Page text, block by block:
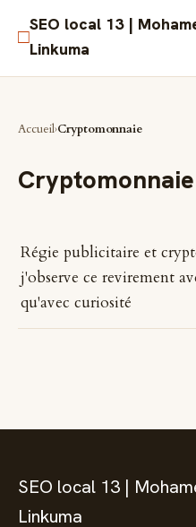
□
SEO local 13 |
Linkuma
Accueil Cryptomonnaie
Cryptomonnaie
Régie publicitaire et
j'observe ce revirement
qu'avec curiosité
SEO local 13 |
Linkuma